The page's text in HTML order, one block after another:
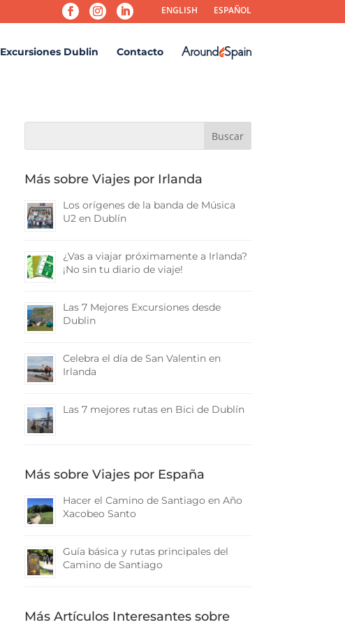
ENGLISH ESPAÑOL
Excursiones Dublin Contacto
Más sobre Viajes por Irlanda
Los orígenes de la banda de Música
U2 en Dublín
¿Vas a viajar próximamente a Irlanda?
¡No sin tu diario de viaje!
Las 7 Mejores Excursiones desde
Dublin
Celebra el día de San Valentin en
Irlanda
Las 7 mejores rutas en Bici de Dublín
Más sobre Viajes por España
Hacer el Camino de Santiago en Año
Xacobeo Santo
Guía básica y rutas principales del
Camino de Santiago
Más Artículos Interesantes sobre